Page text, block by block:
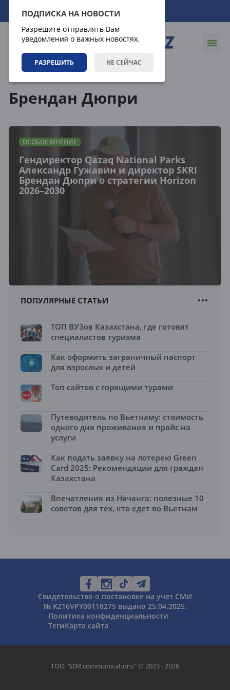
ПОДПИСКА НА НОВОСТИ
Разрешите отправлять Вам
уведомления о важных новостях.
РАЗРЕШИТЬ НЕ СЕЙЧАС
07.08.2026 15:14:13
Брендан Дюпри
ОСОБОЕ МНЕНИЕ
Гендиректор Qazaq National Parks
Александр Гужавин и директор SKRI
Брендан Дюпри о стратегии Horizon
2026–2030
ПОПУЛЯРНЫЕ СТАТЬИ
ТОП ВУЗов Казахстана, где готовят
специалистов туризма
Как оформить заграничный паспорт
для взрослых и детей
Топ сайтов с горящими турами
Путеводитель по Вьетнаму: стоимость
одного дня проживания и прайс на
услуги
Как подать заявку на лотерею Green
Card 2025: Рекомендации для граждан
Казахстана
Впечатления из Нячанга: полезные 10
советов для тех, кто едет во Вьетнам
Свидетельство о постановке на учет СМИ
№ KZ16VPY00118275 выдано 25.04.2025.
Политика конфиденциальности
ТегиКарта сайта
ТОО "SDR communications" © 2023 - 2026